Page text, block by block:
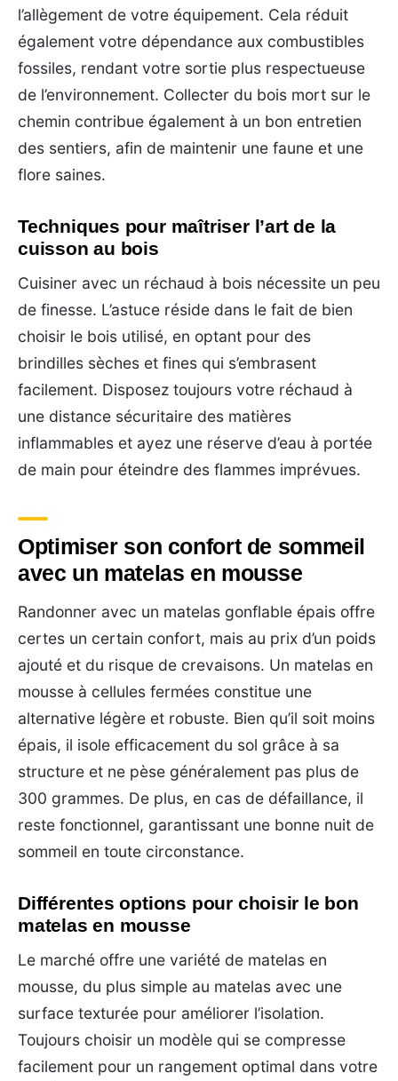
l’allègement de votre équipement. Cela réduit
également votre dépendance aux combustibles
fossiles, rendant votre sortie plus respectueuse
de l’environnement. Collecter du bois mort sur le
chemin contribue également à un bon entretien
des sentiers, afin de maintenir une faune et une
flore saines.
Techniques pour maîtriser l’art de la
cuisson au bois
Cuisiner avec un réchaud à bois nécessite un peu
de finesse. L’astuce réside dans le fait de bien
choisir le bois utilisé, en optant pour des
brindilles sèches et fines qui s’embrasent
facilement. Disposez toujours votre réchaud à
une distance sécuritaire des matières
inflammables et ayez une réserve d’eau à portée
de main pour éteindre des flammes imprévues.
Optimiser son confort de sommeil
avec un matelas en mousse
Randonner avec un matelas gonflable épais offre
certes un certain confort, mais au prix d’un poids
ajouté et du risque de crevaisons. Un matelas en
mousse à cellules fermées constitue une
alternative légère et robuste. Bien qu’il soit moins
épais, il isole efficacement du sol grâce à sa
structure et ne pèse généralement pas plus de
300 grammes. De plus, en cas de défaillance, il
reste fonctionnel, garantissant une bonne nuit de
sommeil en toute circonstance.
Différentes options pour choisir le bon
matelas en mousse
Le marché offre une variété de matelas en
mousse, du plus simple au matelas avec une
surface texturée pour améliorer l’isolation.
Toujours choisir un modèle qui se compresse
facilement pour un rangement optimal dans votre